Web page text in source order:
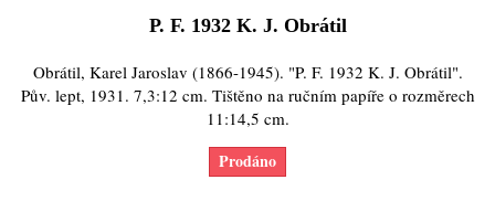
P. F. 1932 K. J. Obrátil
Obrátil, Karel Jaroslav (1866-1945). "P. F. 1932 K. J. Obrátil".
Pův. lept, 1931. 7,3:12 cm. Tištěno na ručním papíře o rozměrech
11:14,5 cm.
Prodáno